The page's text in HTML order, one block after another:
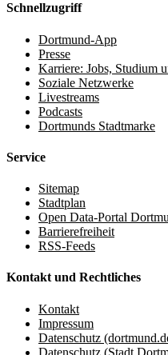
Schnellzugriff
Dortmund-App
Presse
Karriere: Jobs, Studium
Soziale Netzwerke
Livestreams
Podcasts
Dortmunds Stadtmarke
Service
Sitemap
Stadtplan
Open Data-Portal
Barrierefreiheit
RSS-Feeds
Kontakt und Rechtliches
Kontakt
Impressum
Datenschutz
Datenschutz (Stadt